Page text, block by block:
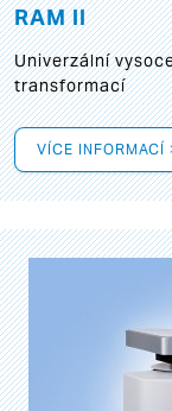
RAM II
Univerzální
transformací
VÍCE INFORMACÍ